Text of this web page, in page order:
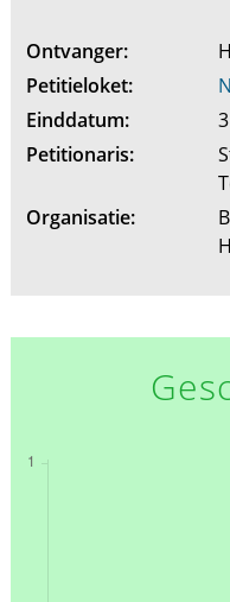
Ontvanger:
Petitieloket:
Einddatum:
Petitionaris:
Organisatie: